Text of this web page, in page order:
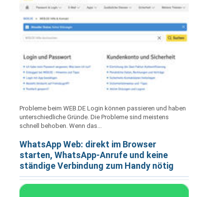
Probleme beim WEB.DE Login können passieren und haben
unterschiedliche Gründe. Die Probleme sind meistens
schnell behoben. Wenn das...
WhatsApp Web: direkt im Browser
starten, WhatsApp-Anrufe und keine
ständige Verbindung zum Handy nötig